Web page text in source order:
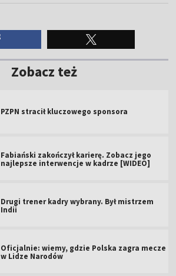
Zobacz też
PZPN stracił kluczowego sponsora
Fabiański zakończył karierę. Zobacz jego
najlepsze interwencje w kadrze [WIDEO]
Drugi trener kadry wybrany. Był mistrzem
Indii
Oficjalnie: wiemy, gdzie Polska zagra mecze
w Lidze Narodów